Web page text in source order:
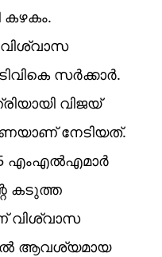
കഴകം.
സർക്കാർ.
വിജയ്
നേടിയത്.
എംഎൽഎമാർ
കടുത്ത
വിശ്വാസ
ആവശ്യമായ